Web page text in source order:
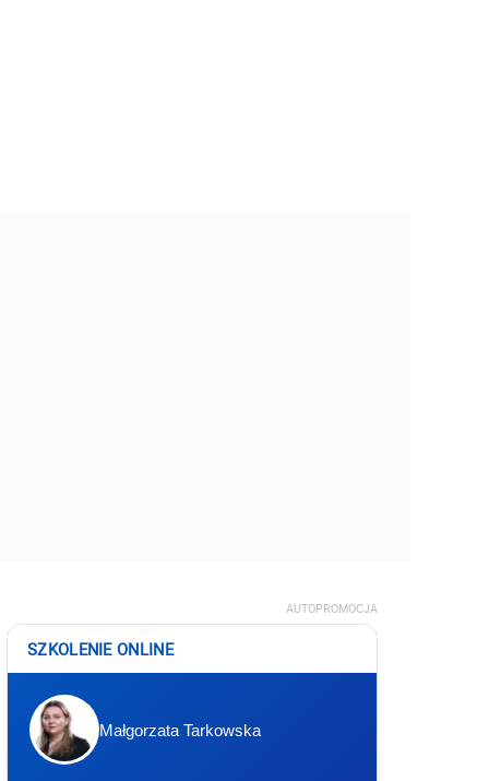
AUTOPROMOCJA
SZKOLENIE ONLINE
Małgorzata Tarkowska